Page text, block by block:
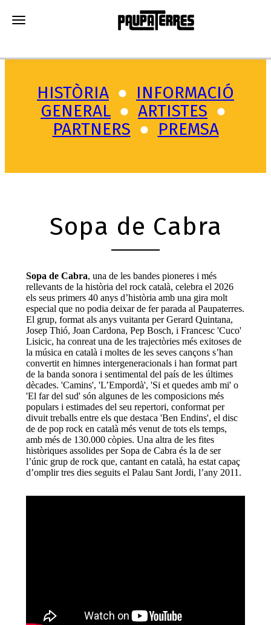
Toggle navigation
HISTÒRIA ● INFORMACIÓ
GENERAL ● ARTISTES ●
PARTNERS ● PREMSA
Sopa de Cabra
Sopa de Cabra, una de les bandes pioneres i més
rellevants de la història del rock català, celebra el 2026
els seus primers 40 anys d’història amb una gira molt
especial que no podia deixar de fer parada al Paupaterres.
El grup, format als anys vuitanta per Gerard Quintana,
Josep Thió, Joan Cardona, Pep Bosch, i Francesc 'Cuco'
Lisicic, ha conreat una de les trajectòries més exitoses de
la música en català i moltes de les seves cançons s’han
convertit en himnes intergeneracionals i han format part
de la banda sonora i sentimental del país de les últimes
dècades. 'Camins', 'L’Empordà', 'Si et quedes amb mi' o
'El far del sud' són algunes de les composicions més
populars i estimades del seu repertori, conformat per
divuit treballs entre els que destaca 'Ben Endins', el disc
de de pop rock en català més venut de tots els temps,
amb més de 130.000 còpies. Una altra de les fites
històriques assolides per Sopa de Cabra és la de ser
l’únic grup de rock que, cantant en català, ha estat capaç
d’omplir tres dies seguits el Palau Sant Jordi, l’any 2011.